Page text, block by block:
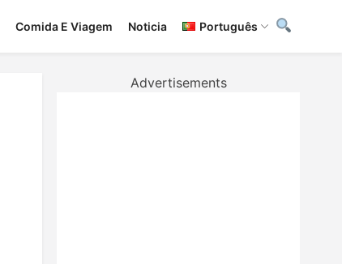
Сomida E Viagem Noticia Português
Advertisements